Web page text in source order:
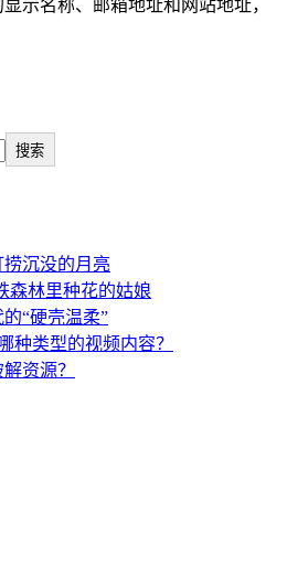
示名称、邮箱地址和网站地址，
搜索
沉没的月亮
林里种花的姑娘
“硬壳温柔”
种类型的视频内容？
资源？